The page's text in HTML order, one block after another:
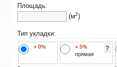
Площадь:
(м2)
Тип укладки:
+ 0%
+ 5%
прямая
?